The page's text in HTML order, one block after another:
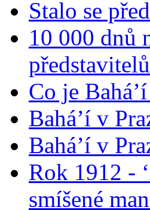
Stalo se
10 000 dnů
Co je
Bahá’í v
Bahá’í v
Rok 1912 -
smíšené